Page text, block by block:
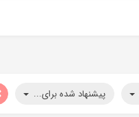
پیشنهاد شده برای...